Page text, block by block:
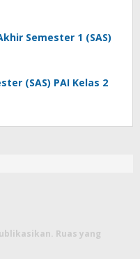
Semester 1 (SAS)
(SAS) PAI Kelas 2
Ruas yang